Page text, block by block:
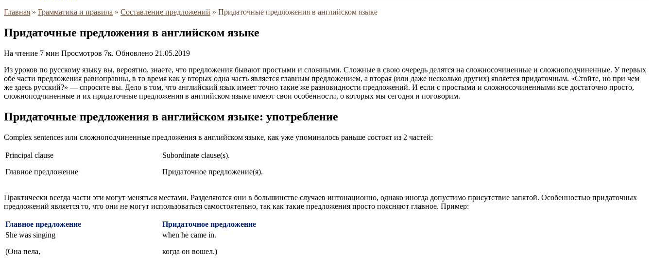
Главная » Грамматика и правила » Составление предложений » Придаточные предложения в английском языке
Придаточные предложения в английском языке
На чтение 7 мин Просмотров 7к. Обновлено 21.05.2019
Из уроков по русскому языку вы, вероятно, знаете, что предложения бывают простыми и сложными. Сложные в свою очередь делятся на сложносочиненные и сложноподчиненные. У первых
обе части предложения равноправны, в то время как у вторых одна часть является главным предложением, а вторая (или даже несколько других) является придаточным. «Стойте, но при чем
же здесь русский?» — спросите вы. Дело в том, что английский язык имеет точно такие же разновидности предложений. И если с простыми и сложносочиненными все достаточно просто,
сложноподчиненные и их придаточные предложения в английском языке имеют свои особенности, о которых мы сегодня и поговорим.
Придаточные предложения в английском языке: употребление
Complex sentences или сложноподчиненные предложения в английском языке, как уже упоминалось раньше состоят из 2 частей:
Principal clause
Главное предложение
Subordinate clause(s).
Придаточное предложение(я).
Практически всегда части эти могут меняться местами. Разделяются они в большинстве случаев интонационно, однако иногда допустимо присутствие запятой. Особенностью придаточных
предложений является то, что они не могут использоваться самостоятельно, так как такие предложения просто поясняют главное. Пример:
Главное предложение
Придаточное предложение
She was singing
(Она пела,
when he came in.
когда он вошел.)